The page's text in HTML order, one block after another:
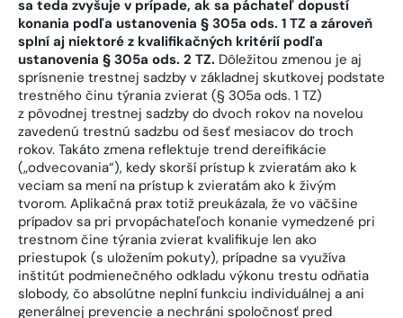
sa teda zvyšuje v prípade, ak sa páchateľ dopustí
konania podľa ustanovenia § 305a ods. 1 TZ a zároveň
splní aj niektoré z kvalifikačných kritérií podľa
ustanovenia § 305a ods. 2 TZ. Dôležitou zmenou je aj
sprísnenie trestnej sadzby v základnej skutkovej podstate
trestného činu týrania zvierat (§ 305a ods. 1 TZ)
z pôvodnej trestnej sadzby do dvoch rokov na novelou
zavedenú trestnú sadzbu od šesť mesiacov do troch
rokov. Takáto zmena reflektuje trend dereifikácie
(„odvecovania“), kedy skorší prístup k zvieratám ako k
veciam sa mení na prístup k zvieratám ako k živým
tvorom. Aplikačná prax totiž preukázala, že vo väčšine
prípadov sa pri prvopáchateľoch konanie vymedzené pri
trestnom čine týrania zvierat kvalifikuje len ako
priestupok (s uložením pokuty), prípadne sa využíva
inštitút podmienečného odkladu výkonu trestu odňatia
slobody, čo absolútne neplní funkciu individuálnej a ani
generálnej prevencie a nechráni spoločnosť pred